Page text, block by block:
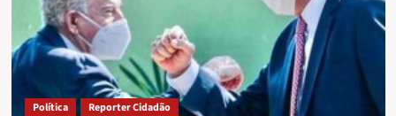
que
país
terá
eleições
limpas
Política Reporter Cidadão